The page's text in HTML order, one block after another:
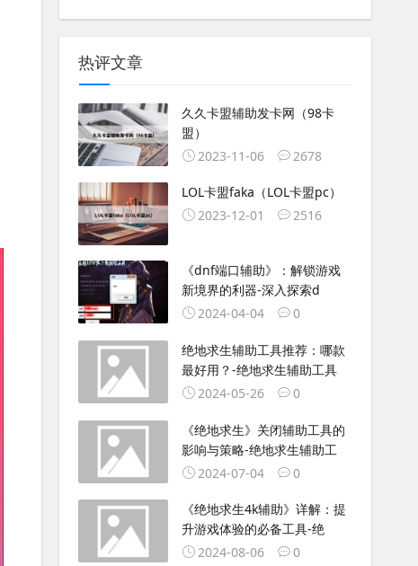
热评文章
久久卡盟辅助发卡网（98卡
盟）
2023-11-06
2678
LOL卡盟faka（LOL卡盟pc）
2023-12-01
2516
《dnf端口辅助》：解锁游戏
新境界的利器-深入探索d
2024-04-04
0
绝地求生辅助工具推荐：哪款
最好用？-绝地求生辅助工具
2024-05-26
0
《绝地求生》关闭辅助工具的
影响与策略-绝地求生辅助工
2024-07-04
0
《绝地求生4k辅助》详解：提
升游戏体验的必备工具-绝
2024-08-06
0